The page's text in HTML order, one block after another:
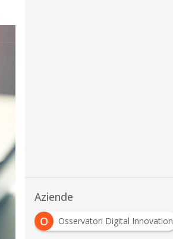
Aziende
O
Osservatori Digital Innovation